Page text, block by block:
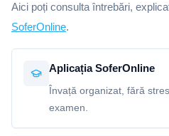
Aici poți consulta întrebări,
SoferOnline.
Aplicația SoferOnline
Învață organizat, fără
examen.